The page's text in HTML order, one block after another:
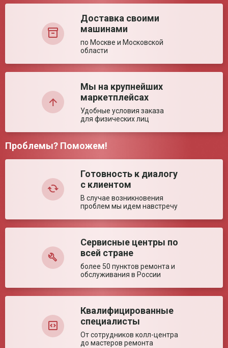
состоянии (± 5%)
поручнями (± 5%)
460 мм
Диаметр колес (± 5%)
6 уровней
Ключевые преимущества
Увеличенные передние колёса улучшают
маневренность; Оптимально для
Регистрационное удостоверение РЗН
2022/18276
Недостатки:
Оставить отзыв
Доставка своими
машинами
по Москве и Московской
области
Мы на крупнейших
маркетплейсах
Удобные условия заказа
для физических лиц
Проблемы? Поможем!
Готовность к диалогу
с клиентом
В случае возникновения
проблем мы идем навстречу
Сервисные центры по
всей стране
более 50 пунктов ремонта и
обслуживания в России
Квалифицированные
специалисты
От сотрудников колл-центра
до мастеров ремонта